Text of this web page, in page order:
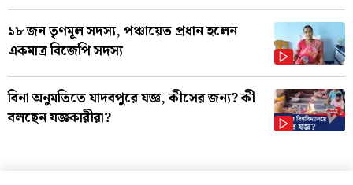
১৮ জন তৃণমূল সদস্য, পঞ্চায়েত প্রধান হলেন
একমাত্র বিজেপি সদস্য
বিনা অনুমতিতে যাদবপুরে যজ্ঞ, কীসের জন্য? কী
বলছেন যজ্ঞকারীরা?